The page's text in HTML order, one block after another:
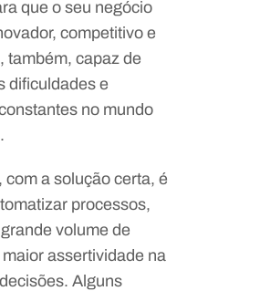
que o seu negócio
competitivo e
também, capaz de
dificuldades e
no mundo
com a solução certa, é
processos,
volume de
assertividade na
Alguns